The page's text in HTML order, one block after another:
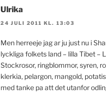
Ulrika
24 JULI 2011 KL. 13:03
Men herreeje jag ar ju just nu i
lyckliga folkets land – lilla Tibet –
Stockrosor, ringblommor, syren,
klerkia, pelargon, mangold,
med tanke pa att det utanfor